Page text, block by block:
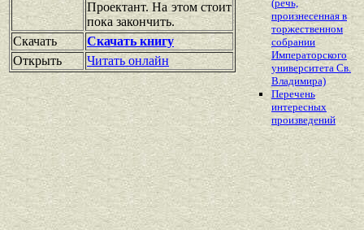
Проектант. На этом стоит
пока закончить.
Скачать
Скачать книгу
Открыть
Читать онлайн
(речь,
произнесенная в
торжественном
собрании
Императорского
университета Св.
Владимира)
Перечень
интересных
произведений